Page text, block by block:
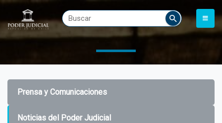
Prensa y Comunicaciones
Noticias del Poder Judicial